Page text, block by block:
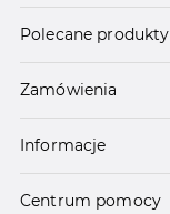
Polecane produkty
Zamówienia
Informacje
Centrum pomocy